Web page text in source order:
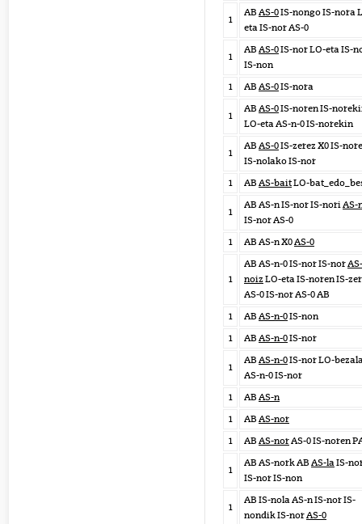
1
AB AS-0IS-nongo IS-nora
eta IS-nor AS-0
1
AB AS-0IS-nor LO-eta IS-
IS-non
1
AB AS-0IS-nora
1
AB AS-0IS-noren IS-
LO-eta AS-n-0 IS-norekin
1
AB AS-0IS-zerez X0 IS-
IS-nolako IS-nor
1
AB AS-baitLO-
1
AB AS-n IS-nor IS-noriAS-
IS-nor AS-0
1
AB AS-n X0AS-0
1
AB AS-n-0 IS-nor IS-norAS-
noiz LO-eta IS-noren IS-
AS-0 IS-nor AS-0 AB
1
AB AS-n-0IS-non
1
AB AS-n-0IS-nor
1
AB AS-n-0IS-nor LO-
AS-n-0 IS-nor
1
AB AS-n
1
AB AS-nor
1
AB AS-norAS-0 IS-noren
1
AB AS-nork AB AS-laIS-
IS-nor IS-non
1
AB IS-nola AS-n IS-nor IS-
nondik IS-norAS-0